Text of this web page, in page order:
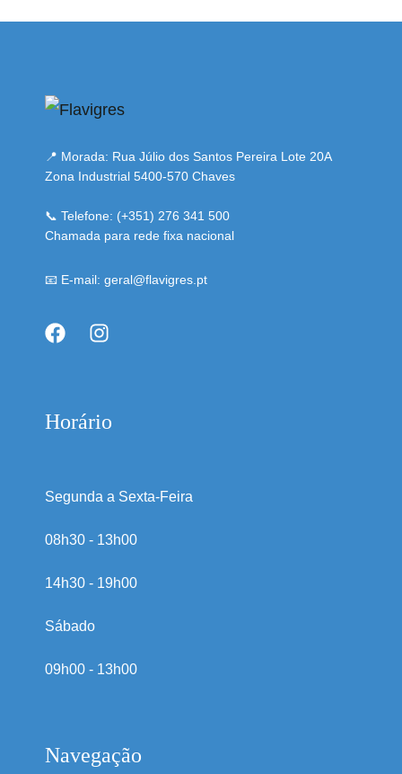
📍 Morada: Rua Júlio dos Santos Pereira Lote 20A
Zona Industrial 5400-570 Chaves
📞 Telefone: (+351) 276 341 500
Chamada para rede fixa nacional
📧 E-mail: geral@flavigres.pt
Horário
Segunda a Sexta-Feira
08h30 - 13h00
14h30 - 19h00
Sábado
09h00 - 13h00
Navegação